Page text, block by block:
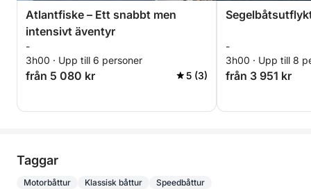
Atlantfiske – Ett snabbt men
intensivt äventyr
-
3h00 · Upp till 6 personer
från 5 080 kr 5 (3)
-
3h00 · Upp till 8
från 3 951 kr
Taggar
Motorbåttur Klassisk båttur Speedbåttur